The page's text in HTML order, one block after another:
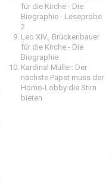
für die Kirche - Die
Biographie - Leseprobe
2
Leo XIV., Brückenbauer
für die Kirche - Die
Biographie
Kardinal Müller: Der
nächste Papst muss der
Homo-Lobby die Stirn
bieten